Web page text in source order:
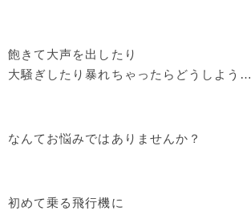
飽きて大声を出したり
大騒ぎしたり暴れちゃったらどうしよう…
なんてお悩みではありませんか？
初めて乗る飛行機に